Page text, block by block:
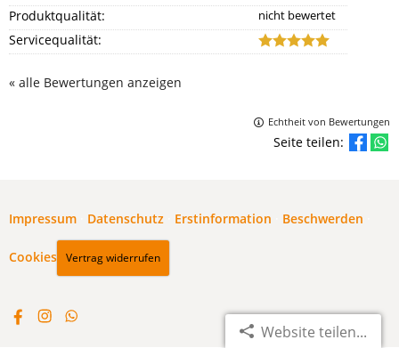
Produktqualität:
Servicequalität:
« alle Bewertungen anzeigen
Echtheit von Bewertungen
Seite teilen:
Impressum Datenschutz Erstinformation Beschwerden
Cookies Vertrag widerrufen
Website teilen...